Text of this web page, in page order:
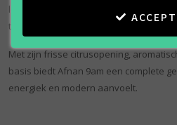
lente en zomer, maar blijft dankzij de
tijdens koelere dagen stijlvol en
Met zijn frisse citrusopening,
basis biedt Afnan 9am een complete
energiek en modern aanvoelt.